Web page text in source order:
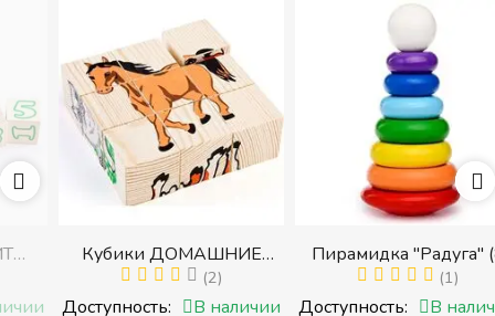
Кубики ДОМАШНИЕ
ЖИВОТНЫЕ (Томик)
(Набор кубиков
(2)
Доступность: В наличии
Пирамидка "Радуга" (8
деталей) (Пирамидка
среднего размера)
(1)
Доступность: В наличии